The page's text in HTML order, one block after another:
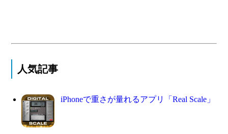
人気記事
iPhoneで重さが量れるアプリ「Real Scale」